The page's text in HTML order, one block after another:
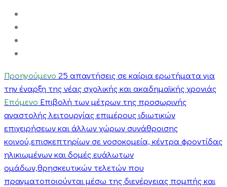
Προηγούμενο 25 απαντήσεις σε καίρια ερωτήματα για
την έναρξη της νέας σχολικής και ακαδημαϊκής χρονιάς
Επόμενο Επιβολή των μέτρων της προσωρινής
αναστολής λειτουργίας επιμέρους ιδιωτικών
επιχειρήσεων και άλλων χώρων συνάθροισης
κοινού,επισκεπτηρίων σε νοσοκομεία, κέντρα φροντίδας
ηλικιωμένων και δομές ευάλωτων
ομάδων,θρησκευτικών τελετών που
πραγματοποιούνται μέσω της διενέργειας πομπής και